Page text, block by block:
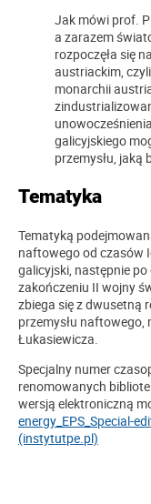
Jak mówi prof.
a zarazem
rozpoczęła się
austriackim,
monarchii
galicyjskiego
przemysłu, jaką
Tematyka
Tematyką
naftowego od czasów
galicyjski, następnie
zakończeniu II wojny
zbiega się z dwusetną
przemysłu naftowego,
Łukasiewicza.
Specjalny numer
renomowanych
wersją elektroniczną
energy_EPS_Special-
(instytutpe.pl)